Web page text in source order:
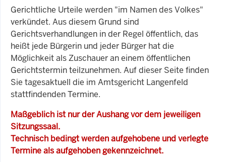
Gerichtliche Urteile werden "im Namen des Volkes"
verkündet. Aus diesem Grund sind
Gerichtsverhandlungen in der Regel öffentlich, das
heißt jede Bürgerin und jeder Bürger hat die
Möglichkeit als Zuschauer an einem öffentlichen
Gerichtstermin teilzunehmen. Auf dieser Seite finden
Sie tagesaktuell die im Amtsgericht Langenfeld
stattfindenden Termine.
Maßgeblich ist nur der Aushang vor dem jeweiligen
Sitzungssaal.
Technisch bedingt werden aufgehobene und verlegte
Termine als aufgehoben gekennzeichnet.